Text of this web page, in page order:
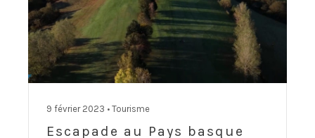
9 février 2023 • Tourisme
Escapade au Pays basque